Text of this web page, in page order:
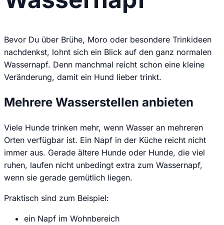
Bevor Du über Brühe, Moro oder besondere Trinkideen
nachdenkst, lohnt sich ein Blick auf den ganz normalen
Wassernapf. Denn manchmal reicht schon eine kleine
Veränderung, damit ein Hund lieber trinkt.
Mehrere Wasserstellen anbieten
Viele Hunde trinken mehr, wenn Wasser an mehreren
Orten verfügbar ist. Ein Napf in der Küche reicht nicht
immer aus. Gerade ältere Hunde oder Hunde, die viel
ruhen, laufen nicht unbedingt extra zum Wassernapf,
wenn sie gerade gemütlich liegen.
Praktisch sind zum Beispiel:
ein Napf im Wohnbereich